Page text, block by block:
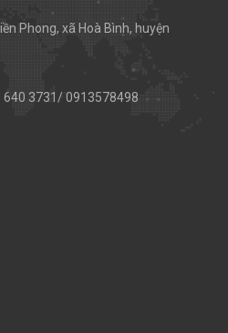
Phong, xã Hoà Bình, huyện
3731/ 0913578498